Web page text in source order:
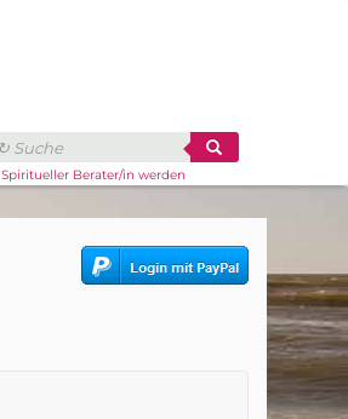
Spiritueller Berater/in werden